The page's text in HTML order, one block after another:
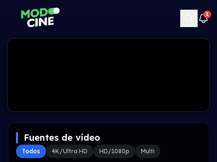
1
Fuentes de vídeo
Todos 4K/Ultra HD HD/1080p Multi